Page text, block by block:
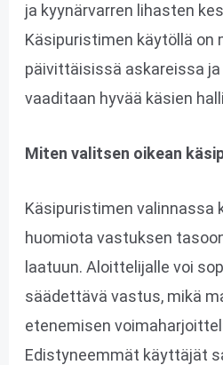
ja kyynärvarren lihasten
Käsipuristimen käytöllä on
päivittäisissä askareissa
vaaditaan hyvää käsien
Miten valitsen oikean
Käsipuristimen valinnassa
huomiota vastuksen
laatuun. Aloittelijalle voi
säädettävä vastus, mikä
etenemisen
Edistyneemmät käyttäjät